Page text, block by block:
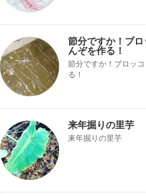
節分ですか！ブ
んぞを作る！
節分ですか！ブロッ
る！
来年掘りの里芋
来年掘りの里芋